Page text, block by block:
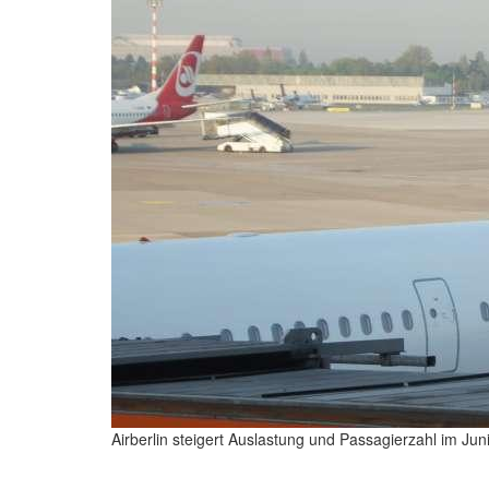
Airberlin steigert Auslastung und Passagierzahl im Juni